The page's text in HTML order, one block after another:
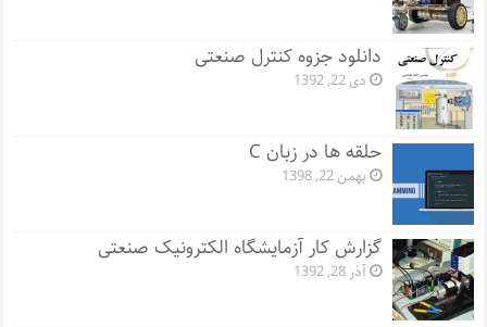
دانلود جزوه کنترل صنعتی
دی 22, 1392
حلقه ها در زبان C
بهمن 22, 1398
گزارش کار آزمایشگاه الکترونیک صنعتی
آذر 28, 1392